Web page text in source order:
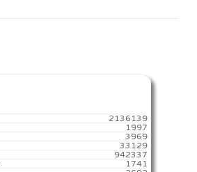
2136139
1997
3969
33129
942337
1741️